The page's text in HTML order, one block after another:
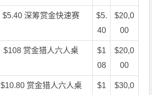
$5.40 深筹赏金快速赛
$5.
40
$20,0
00
$108 赏金猎人六人桌
$1
08
$20,0
00
$10.80 赏金猎人六人桌
$1
$30,0